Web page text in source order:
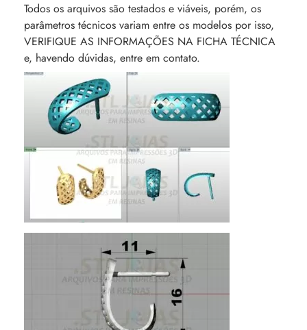
Todos os arquivos são testados e viáveis, porém, os
parâmetros técnicos variam entre os modelos por isso,
VERIFIQUE AS INFORMAÇÕES NA FICHA TÉCNICA
e, havendo dúvidas, entre em contato.